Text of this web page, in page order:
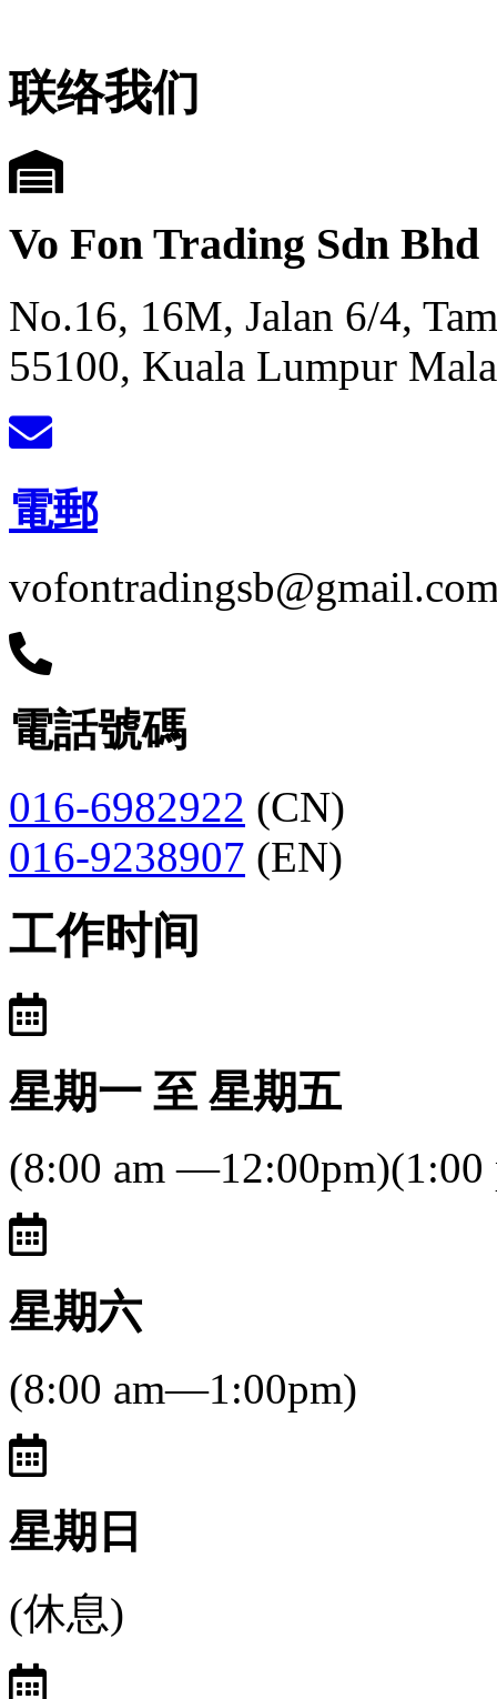
联络我们
Vo Fon Trading Sdn Bhd
No.16, 16M, Jalan 6/4,
55100, Kuala Lumpur
電郵
電話號碼
016-6982922 (CN)
016-9238907 (EN)
工作时间
星期一 至 星期五
(8:00 am —12:00pm)(1:00
星期六
(8:00 am—1:00pm)
星期日
(休息)